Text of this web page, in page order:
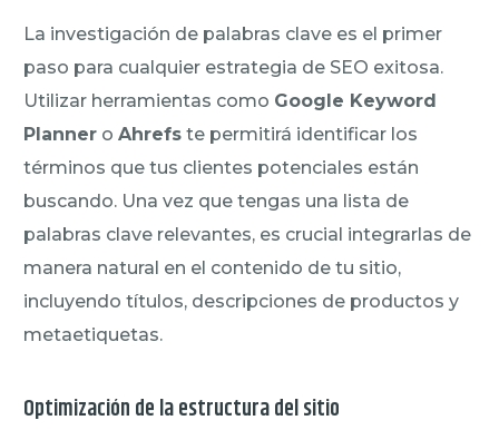
La investigación de palabras clave es el primer
paso para cualquier estrategia de SEO exitosa.
Utilizar herramientas como Google Keyword
Planner oAhrefs te permitirá identificar los
términos que tus clientes potenciales están
buscando. Una vez que tengas una lista de
palabras clave relevantes, es crucial integrarlas de
manera natural en el contenido de tu sitio,
incluyendo títulos, descripciones de productos y
metaetiquetas.
Optimización de la estructura del sitio